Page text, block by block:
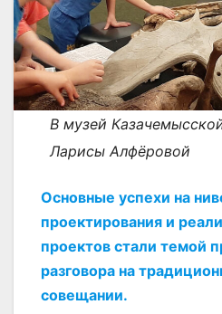
В музей
Ларисы Алфёровой
Основные успехи на
проектирования и
проектов стали темой
разговора на
совещании.